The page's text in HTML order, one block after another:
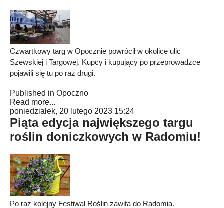
Czwartkowy targ w Opocznie powrócił w okolice ulic
Szewskiej i Targowej. Kupcy i kupujący po przeprowadzce
pojawili się tu po raz drugi.
Published in Opoczno
Read more...
poniedziałek, 20 lutego 2023 15:24
Piąta edycja największego targu
roślin doniczkowych w Radomiu!
Po raz kolejny Festiwal Roślin zawita do Radomia.